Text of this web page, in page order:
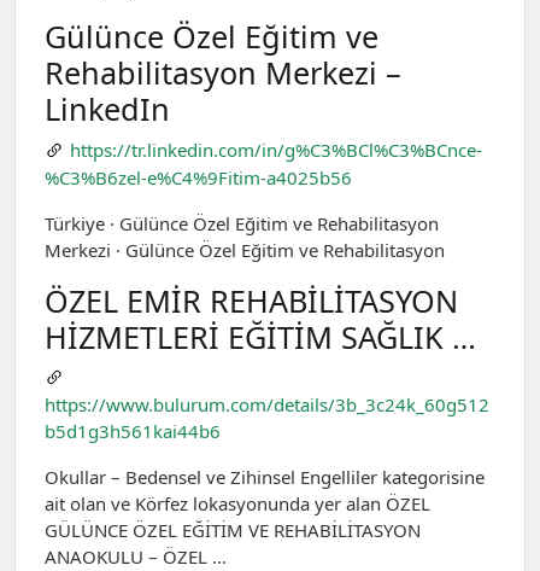
Gülünce Özel Eğitim ve
Rehabilitasyon Merkezi –
LinkedIn
https://tr.linkedin.com/in/g%C3%BCl%C3%BCnce-
%C3%B6zel-e%C4%9Fitim-a4025b56
Türkiye · Gülünce Özel Eğitim ve Rehabilitasyon
Merkezi · Gülünce Özel Eğitim ve Rehabilitasyon
ÖZEL EMİR REHABİLİTASYON
HİZMETLERİ EĞİTİM SAĞLIK …
https://www.bulurum.com/details/3b_3c24k_60g512
b5d1g3h561kai44b6
Okullar – Bedensel ve Zihinsel Engelliler kategorisine
ait olan ve Körfez lokasyonunda yer alan ÖZEL
GÜLÜNCE ÖZEL EĞİTİM VE REHABİLİTASYON
ANAOKULU – ÖZEL …